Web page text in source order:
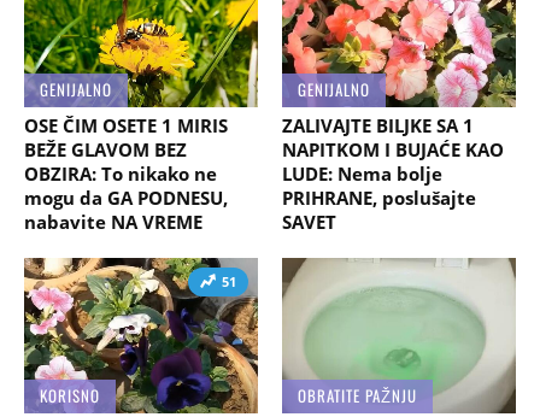
GENIJALNO
OSE ČIM OSETE 1 MIRIS
BEŽE GLAVOM BEZ
OBZIRA: To nikako ne
mogu da GA PODNESU,
nabavite NA VREME
GENIJALNO
ZALIVAJTE BILJKE SA 1
NAPITKOM I BUJAĆE KAO
LUDE: Nema bolje
PRIHRANE, poslušajte
SAVET
51
KORISNO
OBRATITE PAŽNJU